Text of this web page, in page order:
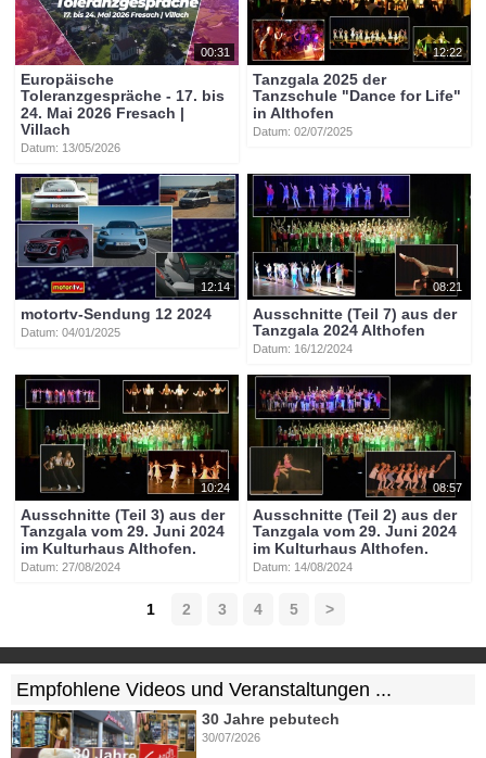
00:31
Europäische
Toleranzgespräche - 17. bis
24. Mai 2026 Fresach |
Villach
Datum: 13/05/2026
12:22
Tanzgala 2025 der
Tanzschule "Dance for Life"
in Althofen
Datum: 02/07/2025
12:14
motortv-Sendung 12 2024
Datum: 04/01/2025
08:21
Ausschnitte (Teil 7) aus der
Tanzgala 2024 Althofen
Datum: 16/12/2024
10:24
Ausschnitte (Teil 3) aus der
Tanzgala vom 29. Juni 2024
im Kulturhaus Althofen.
Datum: 27/08/2024
08:57
Ausschnitte (Teil 2) aus der
Tanzgala vom 29. Juni 2024
im Kulturhaus Althofen.
Datum: 14/08/2024
1 2 3 4 5 >
Empfohlene Videos und Veranstaltungen ...
30 Jahre pebutech
30/07/2026